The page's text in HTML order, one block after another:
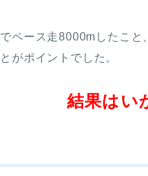
ペース走8000mしたこ
がポイントでした。
結果はい